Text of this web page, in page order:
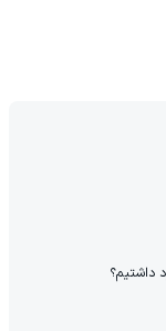
داشتیم؟